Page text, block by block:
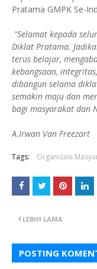
Pratama GMPK Se-
"Selamat kepada
Diklat Pratama.
terus belajar,
kebangsaan,
dibangun selama
semakin maju dan
bagi masyarakat dan
A.Irwan Van Freezart
Tags: Organisasi
LEBIH LAMA
POSTING